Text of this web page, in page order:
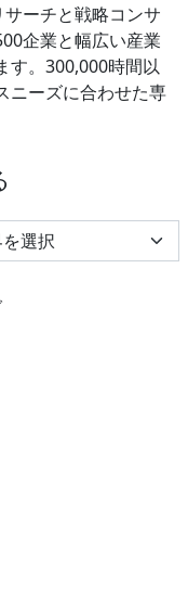
ーチと戦略コンサ
企業と幅広い産業
す。300,000時間以
ニーズに合わせた専
Industry